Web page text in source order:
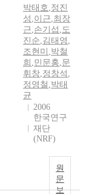
박태호,정진
성 ,이근,최장
근,손기섭 ,도
진순,김태영 ,
조현미 ,박철
희 ,민문홍,문
휘창,정창석 ,
정영철 ,박태
균
2006
한국연구
재단
(NRF)
원
문
보